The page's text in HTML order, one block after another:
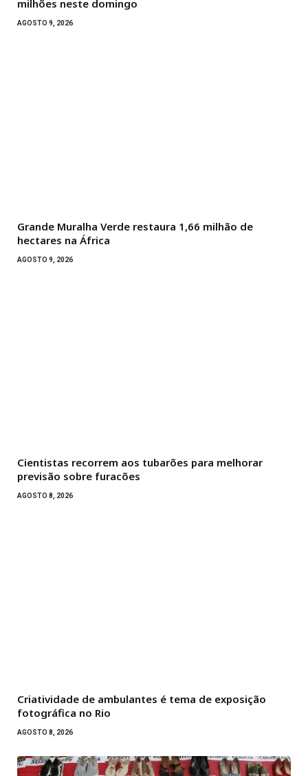
milhões neste domingo
AGOSTO 9, 2026
Grande Muralha Verde restaura 1,66 milhão de
hectares na África
AGOSTO 9, 2026
Cientistas recorrem aos tubarões para melhorar
previsão sobre furacões
AGOSTO 8, 2026
Criatividade de ambulantes é tema de exposição
fotográfica no Rio
AGOSTO 8, 2026